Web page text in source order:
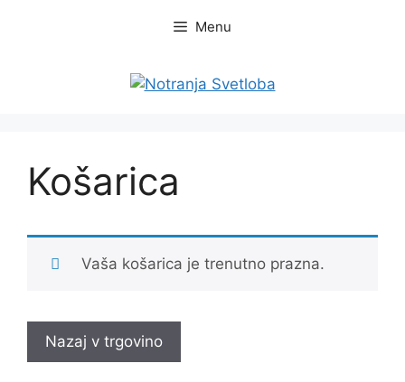
Menu
Košarica
Vaša košarica je trenutno prazna.
Nazaj v trgovino